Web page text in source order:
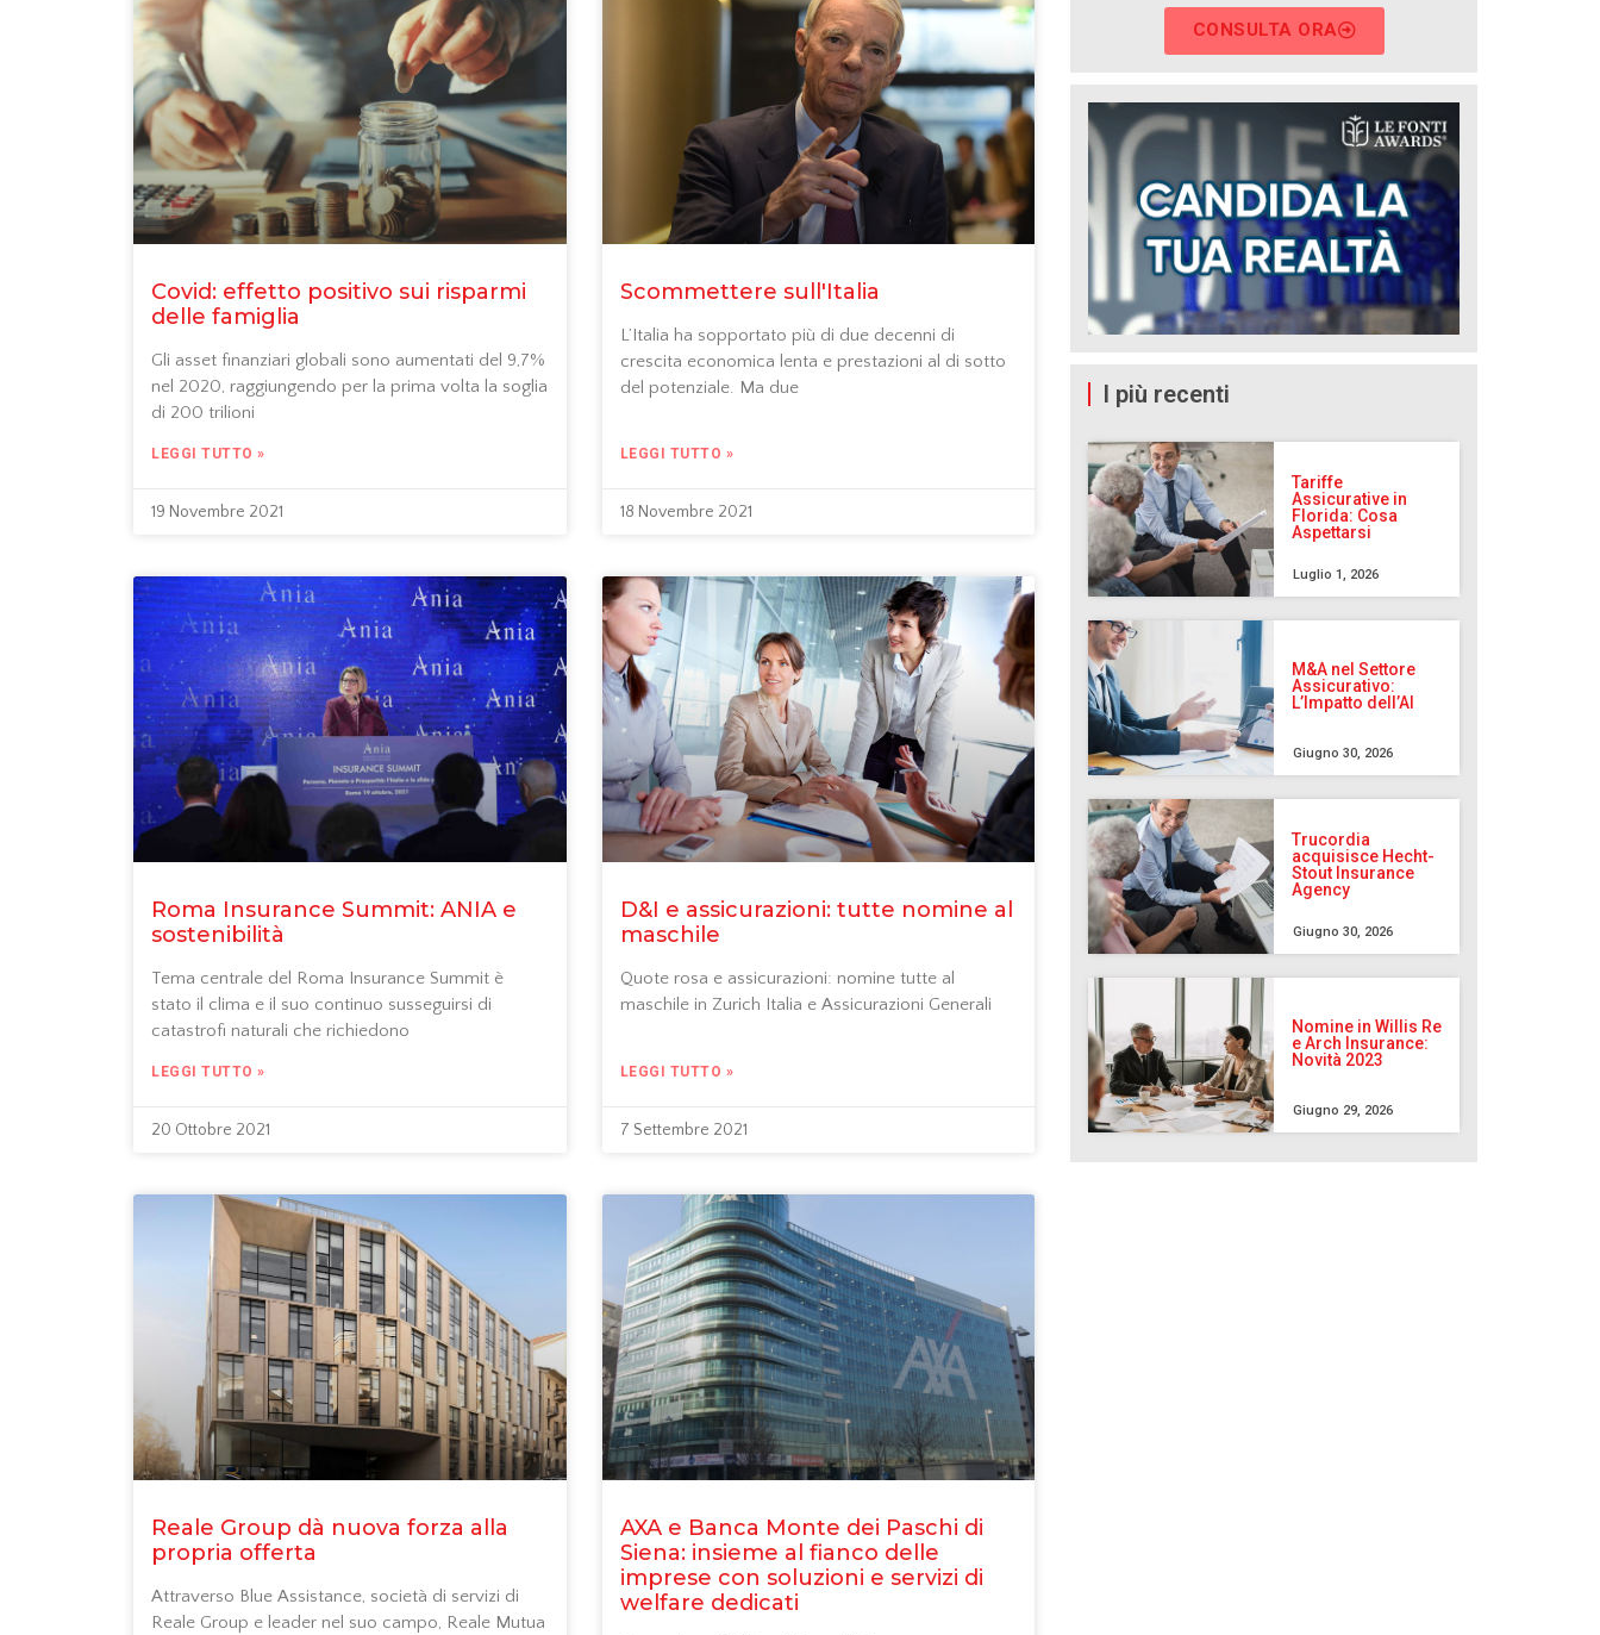
Covid: effetto positivo sui risparmi
delle famiglia
Gli asset finanziari globali sono aumentati del 9,7%
nel 2020, raggiungendo per la prima volta la soglia
di 200 trilioni
LEGGI TUTTO »
19 Novembre 2021
Scommettere sull'Italia
L’Italia ha sopportato più di due decenni di
crescita economica lenta e prestazioni al di sotto
del potenziale. Ma due
LEGGI TUTTO »
18 Novembre 2021
Roma Insurance Summit: ANIA e
sostenibilità
Tema centrale del Roma Insurance Summit è
stato il clima e il suo continuo susseguirsi di
catastrofi naturali che richiedono
LEGGI TUTTO »
20 Ottobre 2021
D&I e assicurazioni: tutte nomine al
maschile
Quote rosa e assicurazioni: nomine tutte al
maschile in Zurich Italia e Assicurazioni Generali
LEGGI TUTTO »
7 Settembre 2021
Reale Group dà nuova forza alla
propria offerta
Attraverso Blue Assistance, società di servizi di
Reale Group e leader nel suo campo, Reale Mutua
AXA e Banca Monte dei Paschi di
Siena: insieme al fianco delle
imprese con soluzioni e servizi di
welfare dedicati
CONSULTA ORA
I più recenti
Tariffe
Assicurative in
Florida: Cosa
Aspettarsi
Luglio 1, 2026
M&A nel Settore
Assicurativo:
L’Impatto dell’AI
Giugno 30, 2026
Trucordia
acquisisce Hecht-
Stout Insurance
Agency
Giugno 30, 2026
Nomine in Willis Re
e Arch Insurance:
Novità 2023
Giugno 29, 2026